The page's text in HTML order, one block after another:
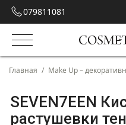
079811081
Главная / Make Up –
SEVEN7EEN
растушевки